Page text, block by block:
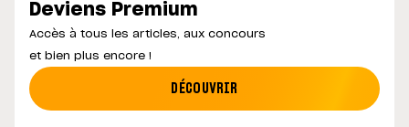
Deviens Premium
Accès à tous les articles, aux concours
et bien plus encore !
DÉCOUVRIR